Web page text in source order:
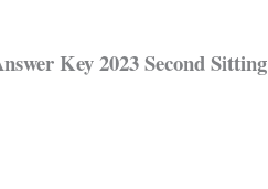
Key 2023 Second Sitting